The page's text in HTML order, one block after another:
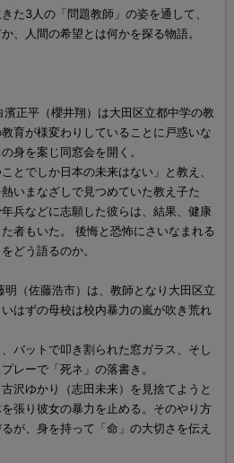
た3人の「問題教師」の姿を通して、
、人間の希望とは何かを探る物語。
正平（櫻井翔）は大田区立都中学の教
育が様変わりしていることに戸惑いな
身を案じ同窓会を開く。
とでしか日本の未来はない」と教え、
いまなざしで見つめていた教え子た
兵などに志願した彼らは、結果、健康
者もいた。 後悔と恐怖にさいなまれる
どう語るのか。
（佐藤浩市）は、教師となり大田区立
はずの母校は校内暴力の嵐が吹き荒れ
バットで叩き割られた窓ガラス、そし
レーで「死ネ」の落書き。
沢ゆかり（志田未来）を見捨てようと
張り彼女の暴力を止める。そのやり方
が、身を持って「命」の大切さを伝え